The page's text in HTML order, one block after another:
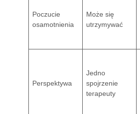
Poczucie
osamotnienia
Może się
utrzymywać
Perspektywa
Jedno
spojrzenie
terapeuty